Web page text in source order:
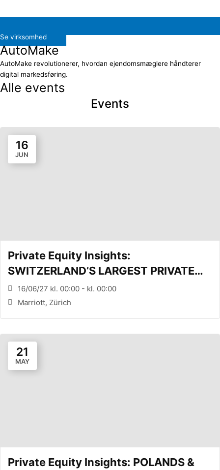
Se virksomhed
AutoMake
AutoMake revolutionerer, hvordan ejendomsmæglere håndterer
digital markedsføring.
Alle events
Events
16
JUN
Private Equity Insights:
SWITZERLAND’S LARGEST PRIVATE
EQUITY CONFERENCE (Zürich, CH)
16/06/27 kl. 00:00 - kl. 00:00
Marriott, Zürich
21
MAY
Private Equity Insights: POLANDS &